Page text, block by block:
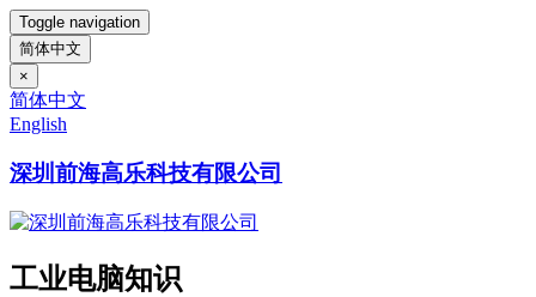
Toggle navigation
简体中文
×
简体中文
English
深圳前海高乐科技有限公司
工业电脑知识